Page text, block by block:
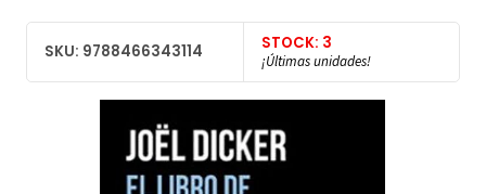
SKU: 9788466343114 STOCK: 3
¡Últimas unidades!